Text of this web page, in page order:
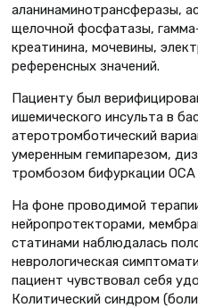
аланинаминотрансферазы,
щелочной фосфатазы,
креатинина, мочевины,
референсных значений.
Пациенту был
ишемического инсульта в
атеротромботический
умеренным гемипарезом,
тромбозом бифуркации ОСА
На фоне проводимой
нейропротекторами,
статинами наблюдалась
неврологическая
пациент чувствовал себя
Колитический синдром